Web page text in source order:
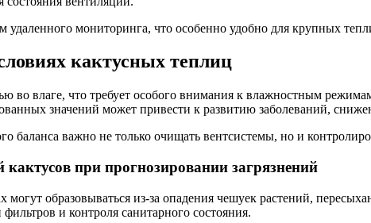
удаленного мониторинга, что особенно удобно для крупных
кактусных теплиц
во влаге, что требует особого внимания к влажностным
значений может привести к развитию заболеваний,
баланса важно не только очищать вентсистемы, но и
кактусов при прогнозировании загрязнений
образовываться из-за опадения чешуек растений,
и контроля санитарного состояния.